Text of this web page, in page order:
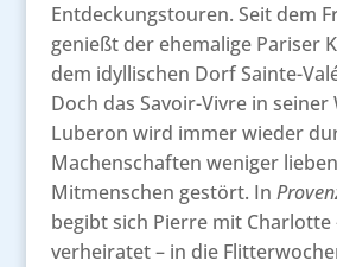
Entdeckungstouren. Seit dem
genießt der ehemalige Pariser
dem idyllischen Dorf Sainte-
Doch das Savoir-Vivre in
Luberon wird immer wieder
Machenschaften weniger
Mitmenschen gestört. In
begibt sich Pierre mit Charlotte
verheiratet – in die